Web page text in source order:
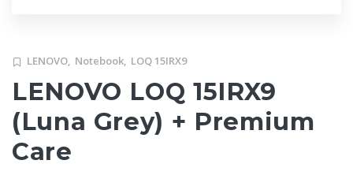
LENOVO, Notebook, LOQ 15IRX9
LENOVO LOQ 15IRX9
(Luna Grey) + Premium
Care